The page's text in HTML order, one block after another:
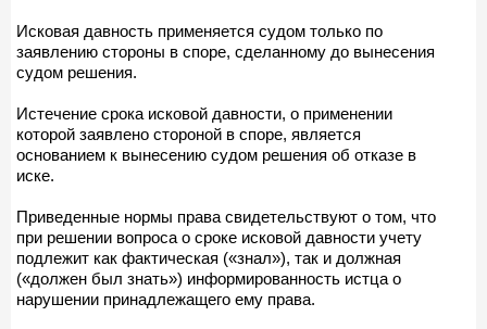
Исковая давность применяется судом только по
заявлению стороны в споре, сделанному до вынесения
судом решения.
Истечение срока исковой давности, о применении
которой заявлено стороной в споре, является
основанием к вынесению судом решения об отказе в
иске.
Приведенные нормы права свидетельствуют о том, что
при решении вопроса о сроке исковой давности учету
подлежит как фактическая («знал»), так и должная
(«должен был знать») информированность истца о
нарушении принадлежащего ему права.